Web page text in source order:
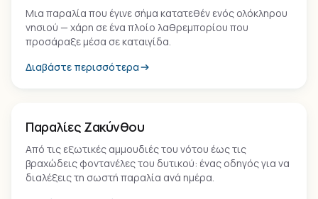
Μια παραλία που έγινε σήμα κατατεθέν ενός ολόκληρου
νησιού — χάρη σε ένα πλοίο λαθρεμπορίου που
προσάραξε μέσα σε καταιγίδα.
Διαβάστε περισσότερα
Παραλίες Ζακύνθου
Από τις εξωτικές αμμουδιές του νότου έως τις
βραχώδεις φοντανέλες του δυτικού: ένας οδηγός για να
διαλέξεις τη σωστή παραλία ανά ημέρα.